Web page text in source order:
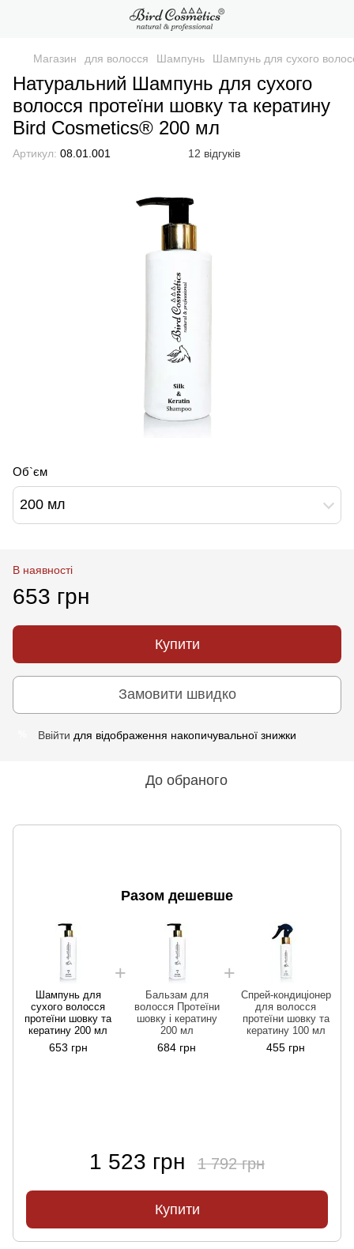
Магазин для волосся Шампунь Шампунь для сухого
Натуральний Шампунь для сухого
волосся протеїни шовку та кератину
Bird Cosmetics® 200 мл
Артикул: 08.01.001 12 відгуків
Об`єм
200 мл
В наявності
653 грн
Купити
Замовити швидко
Ввійти для відображення накопичувальної знижки
До обраного
Разом дешевше
Шампунь для
сухого волосся
протеїни шовку та
кератину 200 мл
653 грн
Бальзам для
волосся Протеїни
шовку і кератину
200 мл
684 грн
Спрей-кондиціонер
для волосся
протеїни шовку та
кератину 100 мл
455 грн
1 523 грн 1 792 грн
Купити